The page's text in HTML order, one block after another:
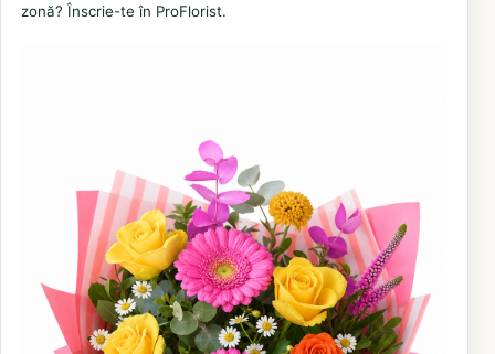
zonă? Înscrie-te în ProFlorist.